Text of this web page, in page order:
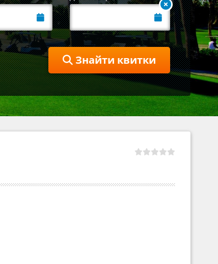
Знайти квитки